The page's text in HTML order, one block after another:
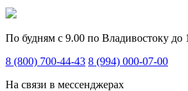
По будням с 9.00 по Владивостоку до
8 (800) 700-44-43 8 (994) 000-07-00
На связи в мессенджерах